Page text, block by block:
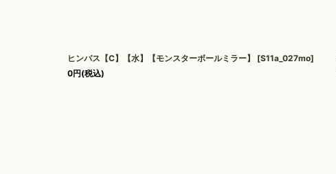
ヒンバス【C】【水】【モンスターボールミラー】 [S11a_027mo]
0円(税込)